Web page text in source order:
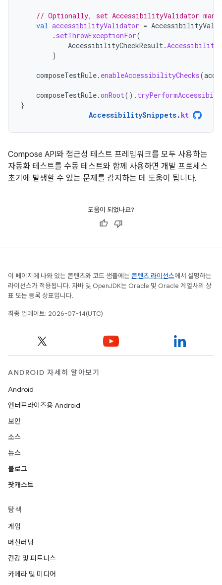
// Optionally, set AccessibilityValidator
val accessibilityValidator =
. setThrowExceptionFor(
AccessibilityCheckResult.
)
composeTestRule. enableAccessibilityChecks(
composeTestRule.onRoot().
}
AccessibilitySnippets. kt
Compose API와 접근성 테스트 프레임워크를 모두 사용하는
자동화 테스트를 수동 테스트와 함께 사용하면 개발 프로세스
초기에 발생할 수 있는 문제를 감지하는 데 도움이 됩니다.
도움이 되었나요?
이 페이지에 나와 있는 콘텐츠와 코드 샘플에는 콘텐츠 라이선스에서 설명하는
라이선스가 적용됩니다. 자바 및 OpenJDK는 Oracle 및 Oracle 계열사의 상
표 또는 등록 상표입니다.
최종 업데이트: 2026-07-14(UTC)
ANDROID 자세히 알아보기
Android
엔터프라이즈용 Android
보안
소스
뉴스
블로그
팟캐스트
탐색
게임
머신러닝
건강 및 피트니스
카메라 및 미디어